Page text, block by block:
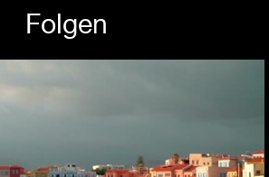
Folgen